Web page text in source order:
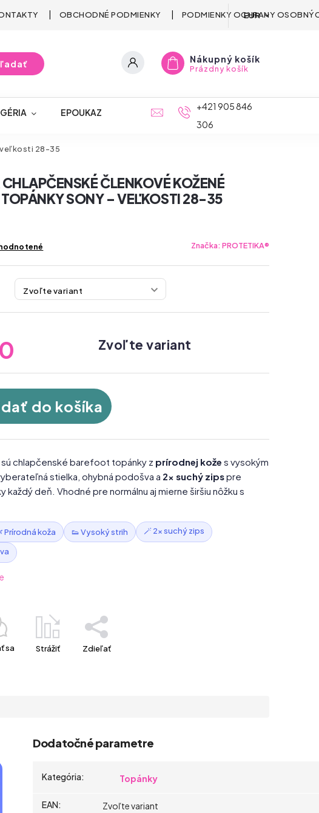
OBCHODNÉ PODMIENKY PODMIENKY OCHRANY
EUR
Nákupný košík
Prázdny košík
EPOUKAZ
+421 905 846
306
veľkosti 28-35
ČLENKOVÉ KOŽENÉ
SONY – VEĽKOSTI 28-35
Značka:PROTETIKA®
Zvoľte variant
do košíka
sú chlapčenské barefoot topánky z prírodnej kože s vysokým
stielka, ohybná podošva a 2× suchý zipspre
každý deň. Vhodné pre normálnu aj mierne širšiu nôžku s
Prírodná koža 👟 Vysoký strih 🪄 2× suchý zips
sa Strážiť Zdieľať
Dodatočné parametre
Kategória: Topánky
EAN: Zvoľte variant